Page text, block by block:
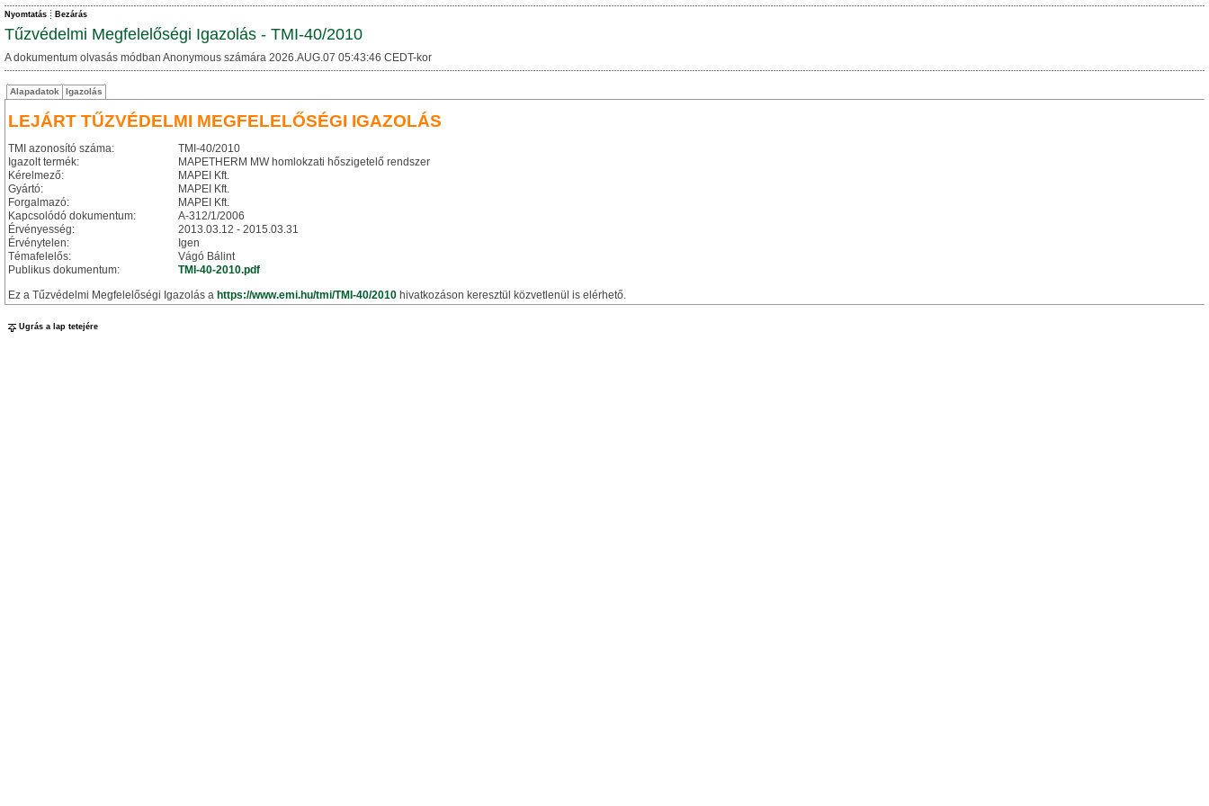
Nyomtatás Bezárás
Tűzvédelmi Megfelelőségi Igazolás - TMI-40/2010
A dokumentum olvasás módban Anonymous számára 2026.AUG.07 05:43:46 CEDT-kor
Alapadatok Igazolás
LEJÁRT TŰZVÉDELMI MEGFELELŐSÉGI IGAZOLÁS
TMI azonosító száma:
TMI-40/2010
Igazolt termék:
MAPETHERM MW homlokzati hőszigetelő rendszer
Kérelmező:
MAPEI Kft.
Gyártó:
MAPEI Kft.
Forgalmazó:
MAPEI Kft.
Kapcsolódó dokumentum:
A-312/1/2006
Érvényesség:
2013.03.12 - 2015.03.31
Érvénytelen:
Igen
Témafelelős:
Vágó Bálint
Publikus dokumentum:
TMI-40-2010.pdf
Ez a Tűzvédelmi Megfelelőségi Igazolás a https://www.emi.hu/tmi/TMI-40/2010 hivatkozáson keresztül közvetlenül is elérhető.
Ugrás a lap tetejére